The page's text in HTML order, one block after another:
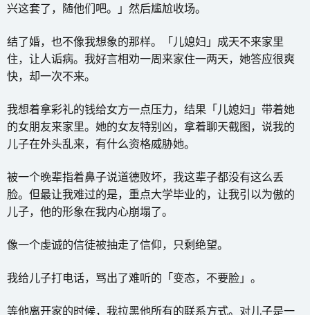
兴这套了，随他们吧。」然后尴尬收场。
结了婚，也不像我想象的那样。「儿媳妇」成天不来家里
住，让人诟病。我好言相劝一周来家住一两天，她答应很爽
快，却一次不来。
我想着拿彩礼的钱给女方一点压力，结果「儿媳妇」带着她
的女朋友来家里。她的女友特别凶，拿着聊天截图，说我的
儿子在外头乱来，有什么资格威胁她。
被一个晚辈指着鼻子说道德败坏，我这辈子都没有这么丢
脸。但最让我难过的是，重点大学毕业的，让我引以为傲的
儿子，他的形象在我内心崩塌了。
像一个虔诚的信徒被抽走了信仰，只剩绝望。
我给儿子打电话，骂出了难听的「变态，不要脸」。
等他离开家的时候，我拉黑他所有的联系方式。对儿子是一